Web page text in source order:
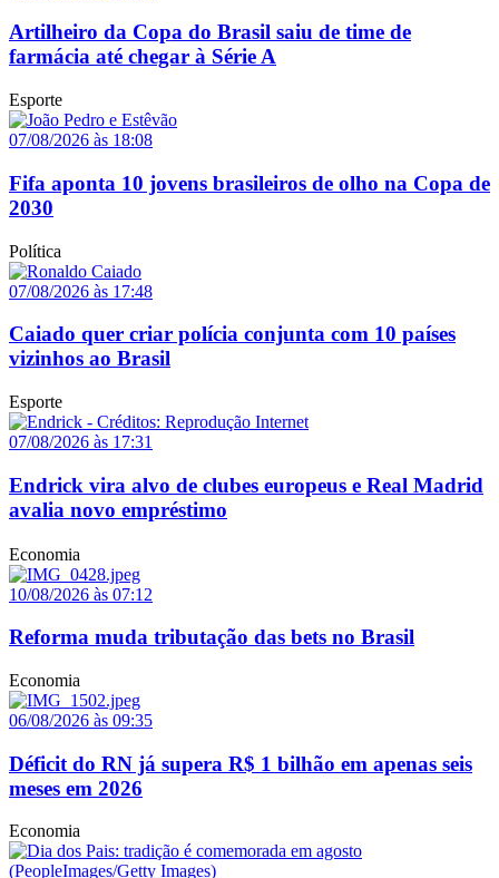
Artilheiro da Copa do Brasil saiu de time de
farmácia até chegar à Série A
Esporte
07/08/2026 às 18:08
Fifa aponta 10 jovens brasileiros de olho na Copa de
2030
Política
07/08/2026 às 17:48
Caiado quer criar polícia conjunta com 10 países
vizinhos ao Brasil
Esporte
07/08/2026 às 17:31
Endrick vira alvo de clubes europeus e Real Madrid
avalia novo empréstimo
Economia
10/08/2026 às 07:12
Reforma muda tributação das bets no Brasil
Economia
06/08/2026 às 09:35
Déficit do RN já supera R$ 1 bilhão em apenas seis
meses em 2026
Economia